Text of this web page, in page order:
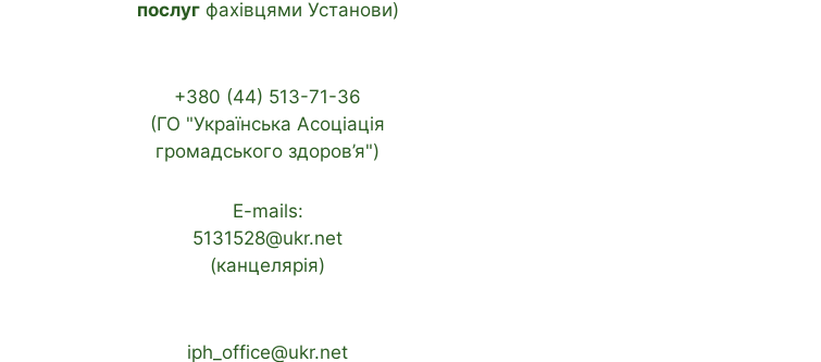
послугфахівцями Установи)
+380 (44) 513-71-36
(ГО "Українська Асоціація
громадського здоров’я")
E-mails:
5131528@ukr.net
(канцелярія)
iph_office@ukr.net